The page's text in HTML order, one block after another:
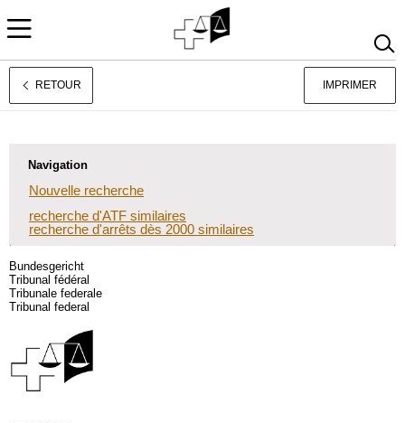
Jurisprudence
RETOUR IMPRIMER
Navigation
Nouvelle recherche
recherche d'ATF similaires
recherche d'arrêts dès 2000 similaires
Bundesgericht
Tribunal fédéral
Tribunale federale
Tribunal federal